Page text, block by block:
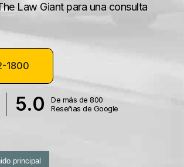
Law Giant para una consulta
1800
5.0
De más de 800
Reseñas de Google
principal